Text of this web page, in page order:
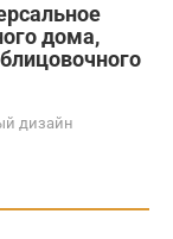
дома,
дизайн